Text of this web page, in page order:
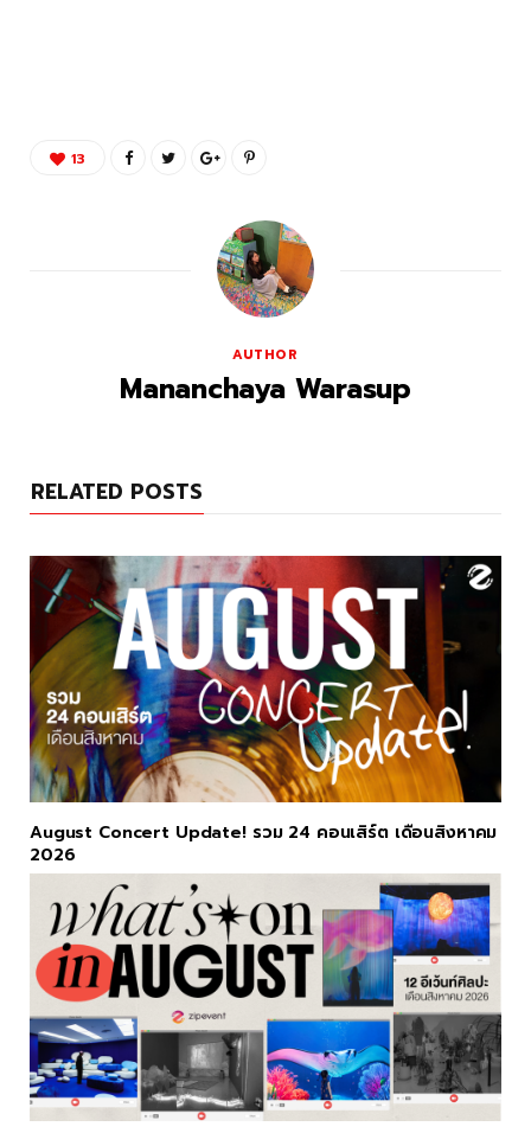
13
AUTHOR
Mananchaya Warasup
RELATED POSTS
August Concert Update! รวม 24 คอนเสิร์ต เดือนสิงหาคม
2026